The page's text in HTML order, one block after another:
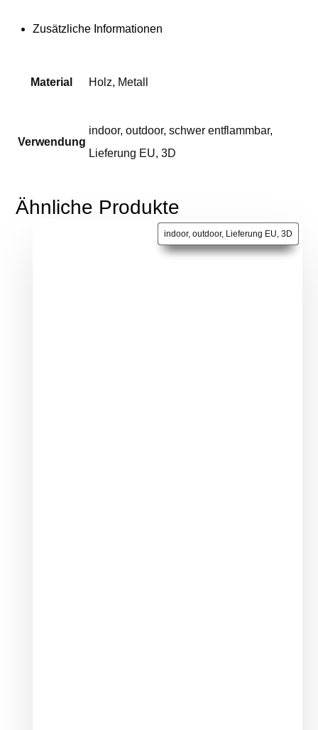
Zusätzliche Informationen
Material Holz, Metall
Verwendung
indoor, outdoor, schwer entflammbar,
Lieferung EU, 3D
Ähnliche Produkte
indoor, outdoor, Lieferung EU, 3D
indoor, outdoor, Lieferung EU, 3D
indoor, outdoor, Lieferung EU, 3D
indoor, outdoor, Lieferung EU, 3D